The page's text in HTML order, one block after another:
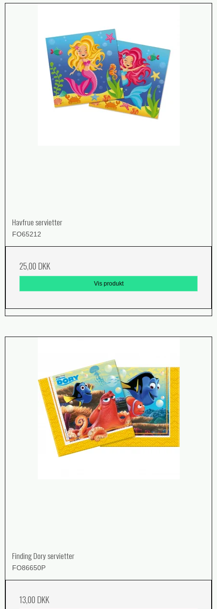
Havfrue servietter
FO65212
25,00 DKK
Vis produkt
Finding Dory servietter
FO86650P
13,00 DKK